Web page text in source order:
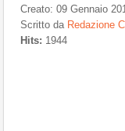
Creato: 09 Gennaio
Scritto da Redazione
Hits: 1944